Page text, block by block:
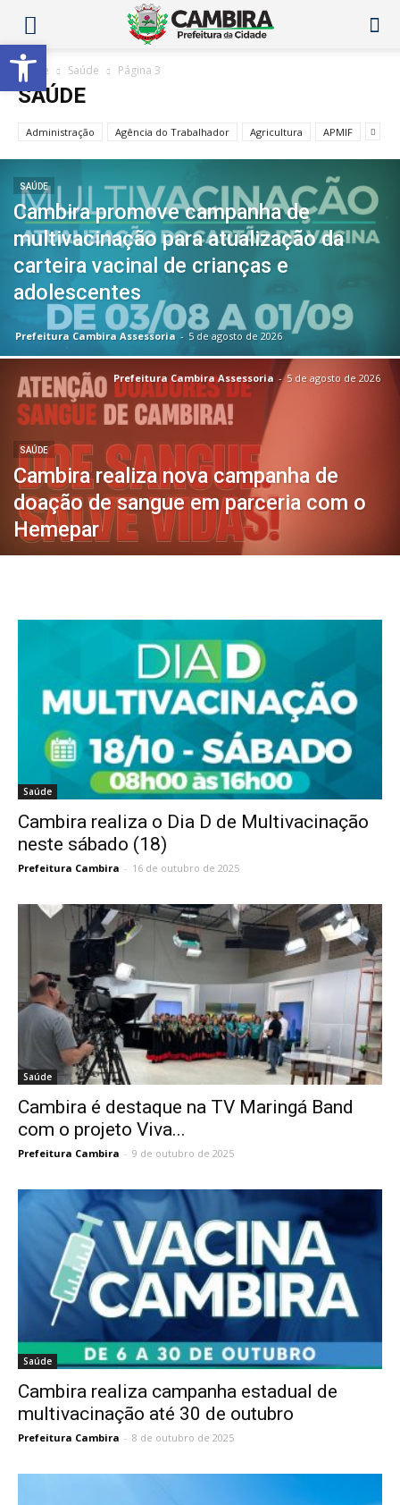
Abrir a barra de ferramentas
Home Saúde Página 3
SAÚDE
Administração Agência do Trabalhador Agricultura APMIF
SAÚDE
Cambira promove campanha de
multivacinação para atualização da
carteira vacinal de crianças e
adolescentes
Prefeitura Cambira Assessoria - 5 de agosto de 2026
SAÚDE
Cambira realiza nova campanha de
doação de sangue em parceria com o
Hemepar
Prefeitura Cambira Assessoria - 5 de agosto de 2026
Saúde
Cambira realiza o Dia D de Multivacinação
neste sábado (18)
Prefeitura Cambira - 16 de outubro de 2025
Saúde
Cambira é destaque na TV Maringá Band
com o projeto Viva...
Prefeitura Cambira - 9 de outubro de 2025
Saúde
Cambira realiza campanha estadual de
multivacinação até 30 de outubro
Prefeitura Cambira - 8 de outubro de 2025